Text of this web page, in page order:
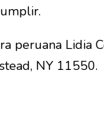
peruana
NY 11550.